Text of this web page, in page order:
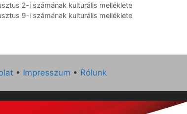
2-i számának kulturális melléklete
9-i számának kulturális melléklete
• Impresszum • Rólunk